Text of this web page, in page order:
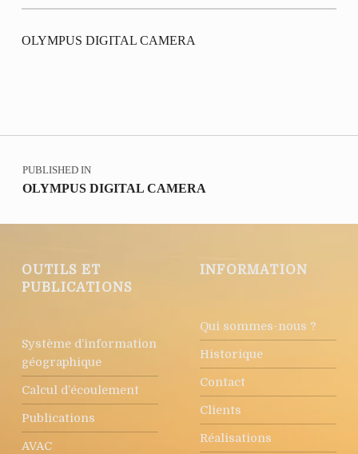
OLYMPUS DIGITAL CAMERA
Navigation de l’article
PUBLISHED IN
OLYMPUS DIGITAL CAMERA
OUTILS ET
PUBLICATIONS
Système d’information
géographique
Calcul d’écoulement
Publications
AVAC
INFORMATION
Qui sommes-nous ?
Historique
Contact
Clients
Réalisations